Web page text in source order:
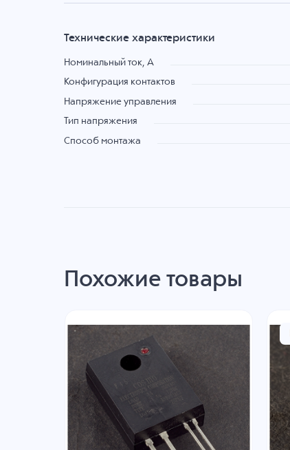
Технические характеристики
Номинальный ток, А
Конфигурация контактов
Напряжение управления
Тип напряжения
Способ монтажа
Похожие товары